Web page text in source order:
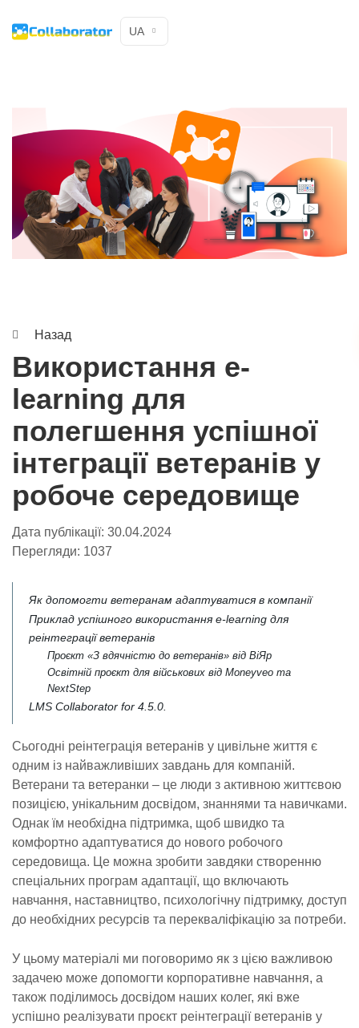
UA
Назад
Використання e-
learning для
полегшення успішної
інтеграції ветеранів у
робоче середовище
Дата публікації: 30.04.2024
Перегляди: 1037
Як допомогти ветеранам адаптуватися в компанії
Приклад успішного використання e-learning для
реінтеграції ветеранів
Проєкт «З вдячністю до ветеранів» від ВіЯр
Освітній проєкт для військових від Moneyveo та
NextStep
LMS Collaborator for 4.5.0.
Сьогодні реінтеграція ветеранів у цивільне життя є
одним із найважливіших завдань для компаній.
Ветерани та ветеранки – це люди з активною життєвою
позицією, унікальним досвідом, знаннями та навичками.
Однак їм необхідна підтримка, щоб швидко та
комфортно адаптуватися до нового робочого
середовища. Це можна зробити завдяки створенню
спеціальних програм адаптації, що включають
навчання, наставництво, психологічну підтримку, доступ
до необхідних ресурсів та перекваліфікацію за потреби.
У цьому матеріалі ми поговоримо як з цією важливою
задачею може допомогти корпоративне навчання, а
також поділимось досвідом наших колег, які вже
успішно реалізувати проєкт реінтеграції ветеранів у